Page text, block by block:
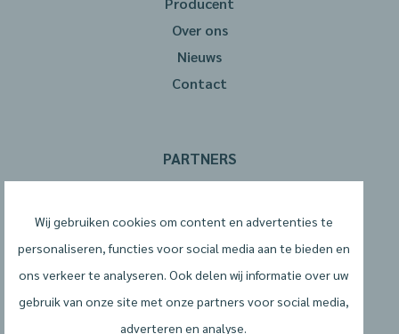
Over ons
Nieuws
Contact
PARTNERS
Wij gebruiken cookies om content en advertenties te
personaliseren, functies voor social media aan te bieden en
ons verkeer te analyseren. Ook delen wij informatie over uw
gebruik van onze site met onze partners voor social media,
adverteren en analyse.